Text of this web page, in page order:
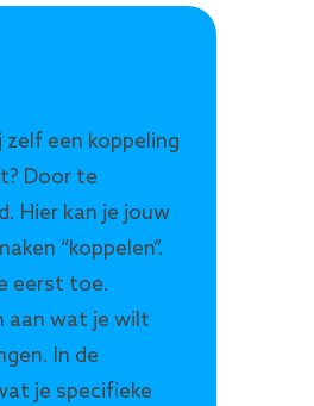
een koppeling
Door te
Hier kan je jouw
“koppelen”.
eerst toe.
aan wat je wilt
In de
je specifieke